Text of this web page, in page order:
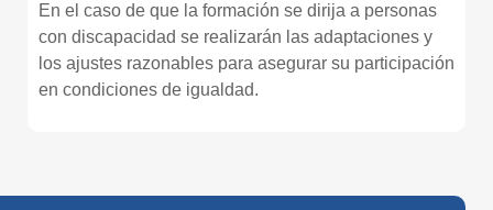
En el caso de que la formación se dirija a personas
con discapacidad se realizarán las adaptaciones y
los ajustes razonables para asegurar su participación
en condiciones de igualdad.